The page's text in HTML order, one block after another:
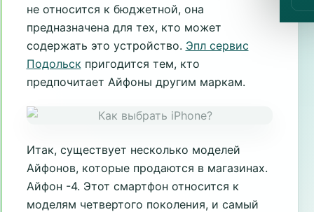
не относится к бюджетной, она
предназначена для тех, кто может
содержать это устройство. Эпл сервис
Подольск пригодится тем, кто
предпочитает Айфоны другим маркам.
Итак, существует несколько моделей
Айфонов, которые продаются в магазинах.
Айфон -4. Этот смартфон относится к
моделям четвертого поколения, и самый